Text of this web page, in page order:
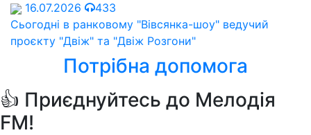
16.07.2026
433
Сьогодні в ранковому "Вівсянка-шоу" ведучий
проєкту "Двіж" та "Двіж Розгони"
Потрібна допомога
👍 Приєднуйтесь до Мелодія
FM!